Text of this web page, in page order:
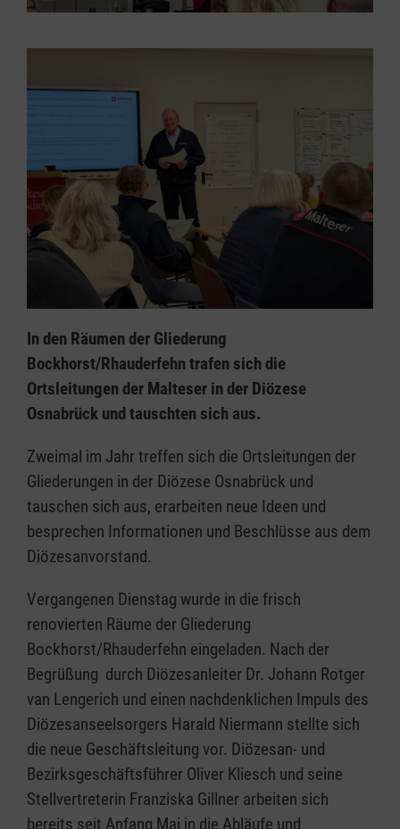
In den Räumen der Gliederung
Bockhorst/Rhauderfehn trafen sich die
Ortsleitungen der Malteser in der Diözese
Osnabrück und tauschten sich aus.
Zweimal im Jahr treffen sich die Ortsleitungen der
Gliederungen in der Diözese Osnabrück und
tauschen sich aus, erarbeiten neue Ideen und
besprechen Informationen und Beschlüsse aus dem
Diözesanvorstand.
Vergangenen Dienstag wurde in die frisch
renovierten Räume der Gliederung
Bockhorst/Rhauderfehn eingeladen. Nach der
Begrüßung durch Diözesanleiter Dr. Johann Rotger
van Lengerich und einen nachdenklichen Impuls des
Diözesanseelsorgers Harald Niermann stellte sich
die neue Geschäftsleitung vor. Diözesan- und
Bezirksgeschäftsführer Oliver Kliesch und seine
Stellvertreterin Franziska Gillner arbeiten sich
bereits seit Anfang Mai in die Abläufe und